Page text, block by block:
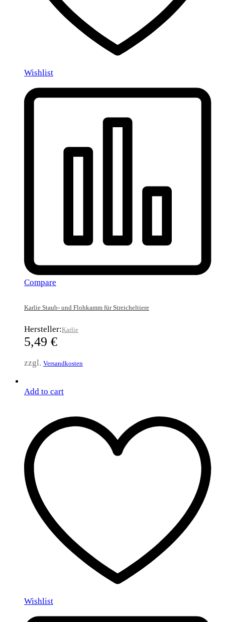
Wishlist
Compare
Karlie Staub- und Flohkamm für Streicheltiere
Hersteller:Karlie
5,49 €
zzgl. Versandkosten
Add to cart
Wishlist